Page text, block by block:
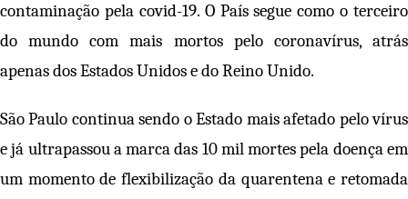
contaminação pela covid-19. O País segue como o terceiro
do mundo com mais mortos pelo coronavírus, atrás
apenas dos Estados Unidos e do Reino Unido.
São Paulo continua sendo o Estado mais afetado pelo vírus
e já ultrapassou a marca das 10 mil mortes pela doença em
um momento de flexibilização da quarentena e retomada